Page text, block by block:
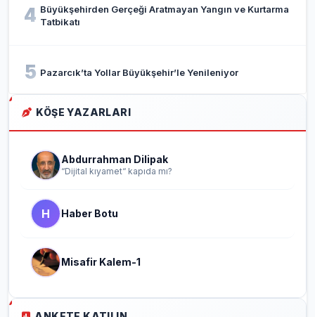
4 Büyükşehirden Gerçeği Aratmayan Yangın ve Kurtarma
Tatbikatı
5 Pazarcık’ta Yollar Büyükşehir’le Yenileniyor
KÖŞE YAZARLARI
Abdurrahman Dilipak
“Dijital kıyamet“ kapıda mı?
H Haber Botu
Misafir Kalem-1